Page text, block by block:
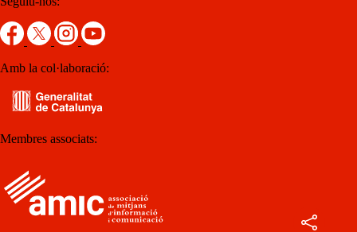
Amb la col·laboració:
Membres associats: